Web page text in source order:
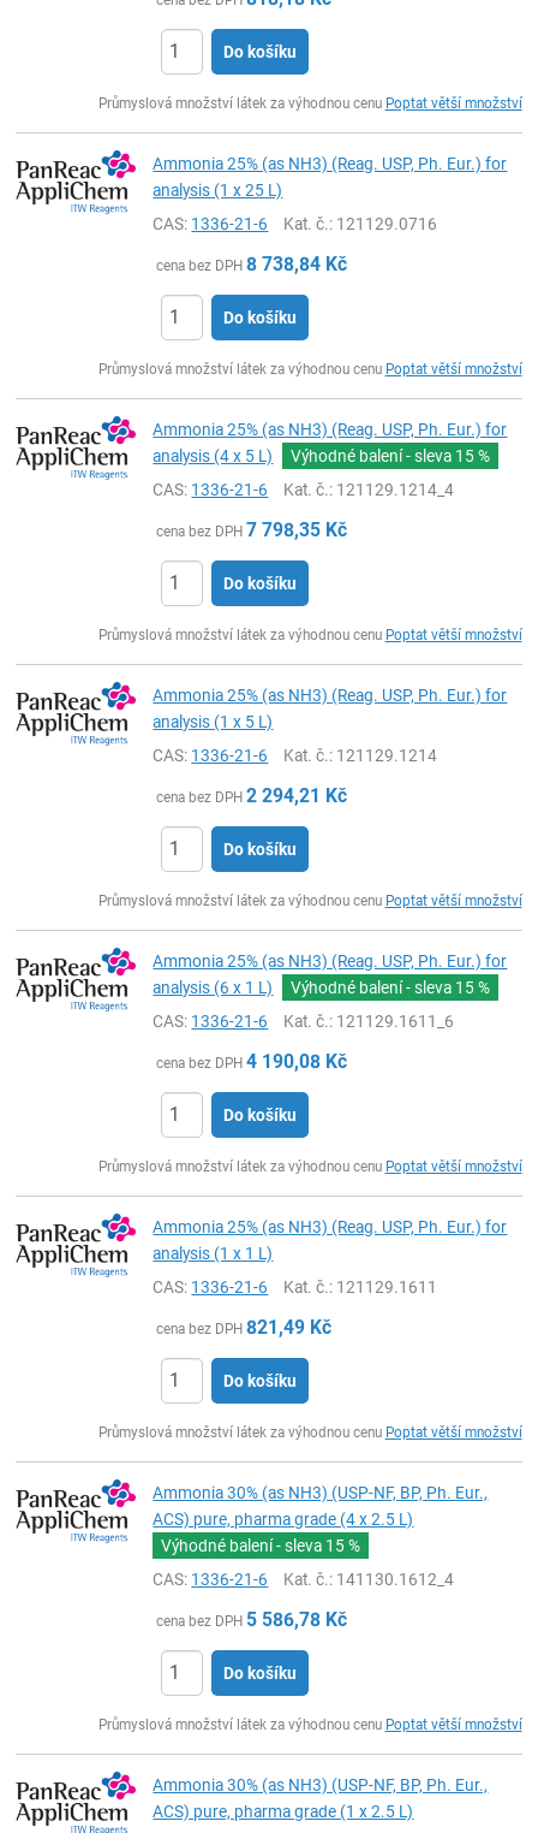
Do košíku
Průmyslová množství látek za výhodnou cenu Poptat větší množství
Ammonia 25% (as NH3) (Reag. USP, Ph. Eur.) for
analysis (1 x 25 L)
CAS: 1336-21-6 Kat. č.: 121129.0716
cena bez DPH 8 738,84 Kč
Do košíku
Průmyslová množství látek za výhodnou cenu Poptat větší množství
Ammonia 25% (as NH3) (Reag. USP, Ph. Eur.) for
analysis (4 x 5 L)
Výhodné balení - sleva 15 %
CAS: 1336-21-6 Kat. č.: 121129.1214_4
cena bez DPH 7 798,35 Kč
Do košíku
Průmyslová množství látek za výhodnou cenu Poptat větší množství
Ammonia 25% (as NH3) (Reag. USP, Ph. Eur.) for
analysis (1 x 5 L)
CAS: 1336-21-6 Kat. č.: 121129.1214
cena bez DPH 2 294,21 Kč
Do košíku
Průmyslová množství látek za výhodnou cenu Poptat větší množství
Ammonia 25% (as NH3) (Reag. USP, Ph. Eur.) for
analysis (6 x 1 L)
Výhodné balení - sleva 15 %
CAS: 1336-21-6 Kat. č.: 121129.1611_6
cena bez DPH 4 190,08 Kč
Do košíku
Průmyslová množství látek za výhodnou cenu Poptat větší množství
Ammonia 25% (as NH3) (Reag. USP, Ph. Eur.) for
analysis (1 x 1 L)
CAS: 1336-21-6 Kat. č.: 121129.1611
cena bez DPH 821,49 Kč
Do košíku
Průmyslová množství látek za výhodnou cenu Poptat větší množství
Ammonia 30% (as NH3) (USP-NF, BP, Ph. Eur.,
ACS) pure, pharma grade (4 x 2.5 L)
Výhodné balení - sleva 15 %
CAS: 1336-21-6 Kat. č.: 141130.1612_4
cena bez DPH 5 586,78 Kč
Do košíku
Průmyslová množství látek za výhodnou cenu Poptat větší množství
Ammonia 30% (as NH3) (USP-NF, BP, Ph. Eur.,
ACS) pure, pharma grade (1 x 2.5 L)